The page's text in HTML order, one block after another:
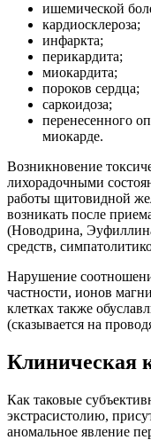
ишемической
кардиосклероза;
инфаркта;
перикардита;
миокардита;
пороков сердца;
саркоидоза;
перенесенного
миокарде.
Возникновение
лихорадочными
работы щитовидной
возникать после
(Новодрина,
средств,
Нарушение
частности, ионов
клетках также
(сказывается на
Клиническая
Как таковые
экстрасистолию,
аномальное явление